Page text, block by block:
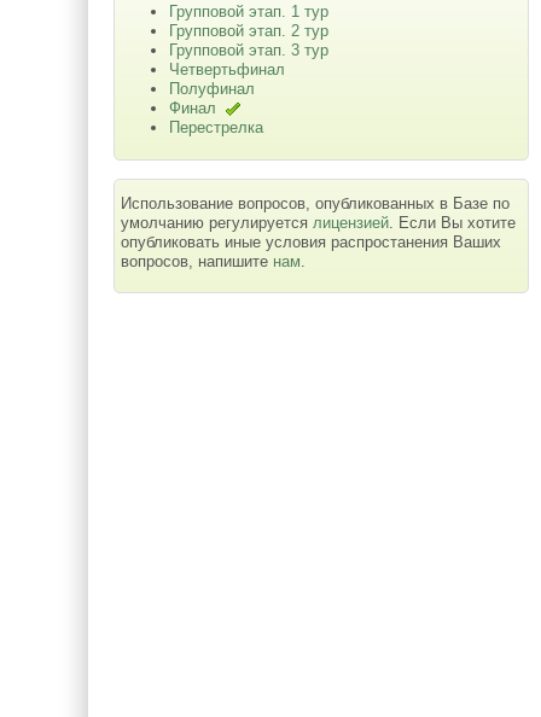
Групповой этап. 1 тур
Групповой этап. 2 тур
Групповой этап. 3 тур
Четвертьфинал
Полуфинал
Финал
Перестрелка
Использование вопросов, опубликованных в Базе по
умолчанию регулируется лицензией . Если Вы хотите
опубликовать иные условия распростанения Ваших
вопросов, напишите нам